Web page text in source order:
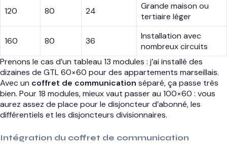
120 80 24
Grande maison ou
tertiaire léger
160 80 36
Installation avec
nombreux circuits
Prenons le cas d’un tableau 13 modules : j’ai installé des
dizaines de GTL 60×60 pour des appartements marseillais.
Avec un coffret de communication séparé, ça passe très
bien. Pour 18 modules, mieux vaut passer au 100×60 : vous
aurez assez de place pour le disjoncteur d’abonné, les
différentiels et les disjoncteurs divisionnaires.
Intégration du coffret de communication